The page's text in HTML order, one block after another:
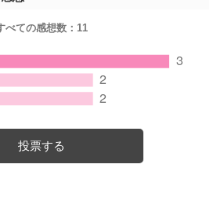
べての感想数： 11
投票する